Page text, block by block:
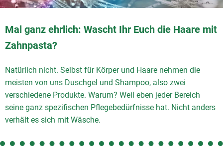
Frisches
Naturkost
Über uns
So geht's
Service
Mal ganz ehrlich: Wascht Ihr Euch die Haare mit
Zahnpasta?
Natürlich nicht. Selbst für Körper und Haare nehmen die
meisten von uns Duschgel und Shampoo, also zwei
verschiedene Produkte. Warum? Weil eben jeder Bereich
seine ganz spezifischen Pflegebedürfnisse hat. Nicht anders
verhält es sich mit Wäsche.